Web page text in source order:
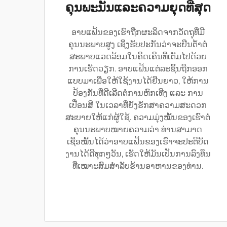
ຄຸນພະນັນແລະຄວາມຍຸດທີ່ສຸດ
ອາບແຟ້ນຂອງເຮົາຖືກຜະລິດຈາກວັດຖຸທີ່ມີ
ຄຸນນະພາບສູງ ເຊິ່ງຮັບປະກັນວ່າຈະຢືນຕໍ້າຕໍ່
ສະພາບແວດລ້ອມໃນຄິດເຄີນທີ່ເຕັມໄປດ້ວຍ
ການເຮັດວຽກ. ອາບແຟ້ນແຕ່ລະຊິ້ນຖືກອອກ
ແບບມາເພື່ອໃຫ້ໃຊ້ງານໄດ້ຢືນຍາວ, ໃຫ້ການ
ປ້ອງກັນທີ່ດີເລີດຕໍ່ການຫົກເທີງ ແລະ ການ
ເປື່ອນສີ ໃນເວລາທີ່ຍັງຮັກສາຄວາມສະດວກ
ສະບາຍໃຫ້ແກ່ຜູ້ໃຊ້. ຄວາມມຸ່ງໝັ້ນຂອງເຮົາຕໍ່
ຄຸນນະພາບໝາຍຄວາມວ່າ ທ່ານສາມາດ
ເຊື່ອໝັ້ນໄດ້ວ່າອາບແຟ້ນຂອງເຮົາຈະປະຕິບັດ
ງານໄດ້ດີທຸກໆວັນ, ເຮັດໃຫ້ມັນເປັນການລົງທຶນ
ທີ່ເໝາະສົມສຳລັບຮ້ານອາຫານຂອງທ່ານ.